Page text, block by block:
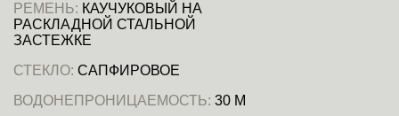
РЕМЕНЬ: КАУЧУКОВЫЙ НА
РАСКЛАДНОЙ СТАЛЬНОЙ
ЗАСТЕЖКЕ
СТЕКЛО: САПФИРОВОЕ
ВОДОНЕПРОНИЦАЕМОСТЬ: 30 М